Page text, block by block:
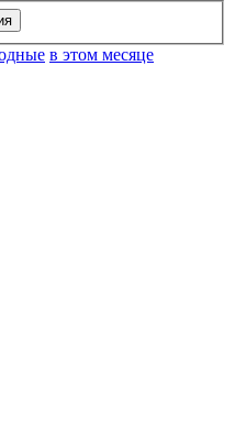
в этом месяце